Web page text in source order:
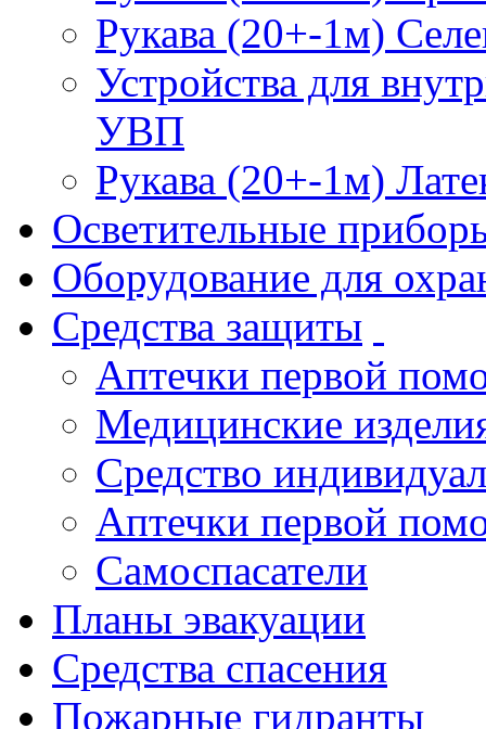
Рукава (20+-1м)
Устройства для
УВП
Рукава (20+-1м)
Осветительные
Оборудование для
Средства защиты
Аптечки первой
Медицинские
Средство
Аптечки первой
Самоспасатели
Планы эвакуации
Средства спасения
Пожарные гидранты